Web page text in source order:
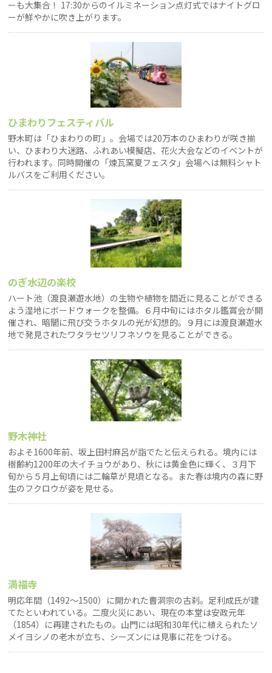
ーも大集合！ 17:30からのイルミネーション点灯式ではナイトグロ
ーが鮮やかに吹き上がります。
ひまわりフェスティバル
野木町は「ひまわりの町」。会場では20万本のひまわりが咲き揃
い、ひまわり大迷路、ふれあい模擬店、花火大会などのイベントが
行われます。同時開催の「煉瓦窯夏フェスタ」会場へは無料シャト
ルバスをご利用ください。
のぎ水辺の楽校
ハート池（渡良瀬遊水地）の生物や植物を間近に見ることができる
よう湿地にボードウォークを整備。６月中旬にはホタル鑑賞会が開
催され、暗闇に飛び交うホタルの光が幻想的。９月には渡良瀬遊水
地で発見されたワタラセツリフネソウを見ることができる。
野木神社
およそ1600年前、坂上田村麻呂が詣でたと伝えられる。境内には
樹齢約1200年の大イチョウがあり、秋には黄金色に輝く、３月下
旬から５月上旬頃には二輪草が見頃となる。また春は境内の森に野
生のフクロウが姿を見せる。
満福寺
明応年間（1492〜1500）に開かれた曹洞宗の古刹。足利成氏が建
てたといわれている。二度火災にあい、現在の本堂は安政元年
（1854）に再建されたもの。山門には昭和30年代に植えられたソ
メイヨシノの老木が立ち、シーズンには見事に花をつける。